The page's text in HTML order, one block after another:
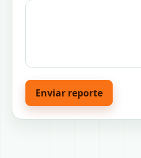
Enviar reporte